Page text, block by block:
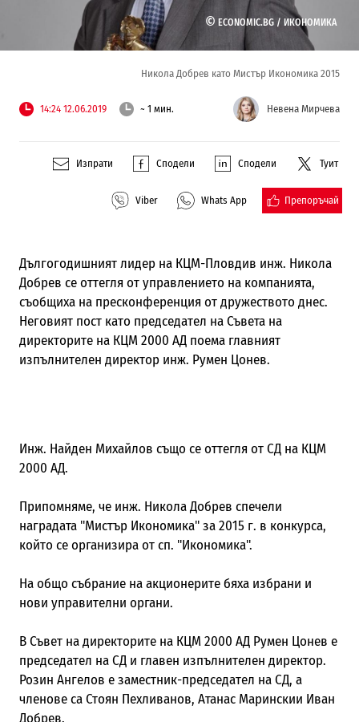
© ECONOMIC.BG / ИКОНОМИКА
Никола Добрев като Мистър Икономика 2015
14:24 12.06.2019 ~ 1 мин. Невена Мирчева
Изпрати Сподели Сподели Туит
Viber Whats App Препоръчай
Дългогодишният лидер на КЦМ-Пловдив инж. Никола
Добрев се оттегля от управлението на компанията,
съобщиха на пресконференция от дружеството днес.
Неговият пост като председател на Съвета на
директорите на КЦМ 2000 АД поема главният
изпълнителен директор инж. Румен Цонев.
Инж. Найден Михайлов също се оттегля от СД на КЦМ
2000 АД.
Припомняме, че инж. Никола Добрев спечели
наградата "Мистър Икономика" за 2015 г. в конкурса,
който се организира от сп. "Икономика".
На общо събрание наакционерите бяха избрани и
нови управителни органи.
В Съвет на директорите на КЦМ 2000 АД Румен Цонев е
председател на СД и главен изпълнителен директор.
Розин Ангелов е заместник-председател на СД, а
членове са Стоян Пехливанов, Атанас Маринскии Иван
Добрев.